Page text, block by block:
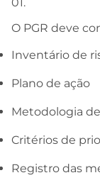
O PGR deve
Inventário de
Plano de ação
Metodologia
Critérios de
Registro das